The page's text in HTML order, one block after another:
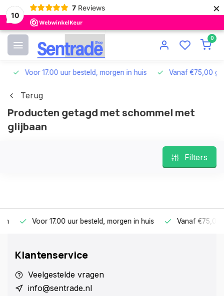
10
7 Reviews ×
0
Voor 17.00 uur besteld, morgen in huis Vanaf €75,00
Terug
Producten getagd met schommel met
glijbaan
Filters
Voor 17.00 uur besteld, morgen in huis Vanaf €75,00
Klantenservice
Veelgestelde vragen
info@sentrade.nl